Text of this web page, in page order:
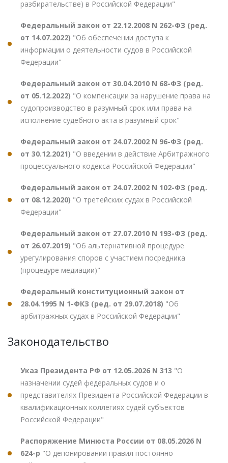
разбирательстве) в Российской Федерации"
Федеральный закон от 22.12.2008 N 262-ФЗ (ред.
от 14.07.2022) "Об обеспечении доступа к
информации о деятельности судов в Российской
Федерации"
Федеральный закон от 30.04.2010 N 68-ФЗ (ред.
от 05.12.2022) "О компенсации за нарушение права на
судопроизводство в разумный срок или права на
исполнение судебного акта в разумный срок"
Федеральный закон от 24.07.2002 N 96-ФЗ (ред.
от 30.12.2021) "О введении в действие Арбитражного
процессуального кодекса Российской Федерации"
Федеральный закон от 24.07.2002 N 102-ФЗ (ред.
от 08.12.2020) "О третейских судах в Российской
Федерации"
Федеральный закон от 27.07.2010 N 193-ФЗ (ред.
от 26.07.2019) "Об альтернативной процедуре
урегулирования споров с участием посредника
(процедуре медиации)"
Федеральный конституционный закон от
28.04.1995 N 1-ФКЗ (ред. от 29.07.2018) "Об
арбитражных судах в Российской Федерации"
Законодательство
Указ Президента РФ от 12.05.2026 N 313 "О
назначении судей федеральных судов и о
представителях Президента Российской Федерации в
квалификационных коллегиях судей субъектов
Российской Федерации"
Распоряжение Минюста России от 08.05.2026 N
624-р "О депонировании правил постоянно